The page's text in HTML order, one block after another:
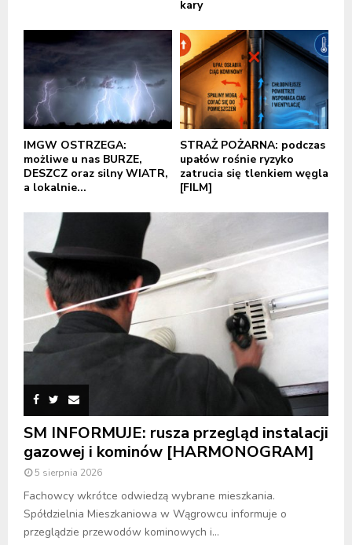
kary
IMGW OSTRZEGA:
możliwe u nas BURZE,
DESZCZ oraz silny WIATR,
a lokalnie...
STRAŻ POŻARNA: podczas
upałów rośnie ryzyko
zatrucia się tlenkiem węgla
[FILM]
SM INFORMUJE: rusza przegląd instalacji
gazowej i kominów [HARMONOGRAM]
5 sierpnia 2026
Fachowcy wkrótce odwiedzą wybrane mieszkania.
Spółdzielnia Mieszkaniowa w Wągrowcu informuje o
przeglądzie przewodów kominowych i...